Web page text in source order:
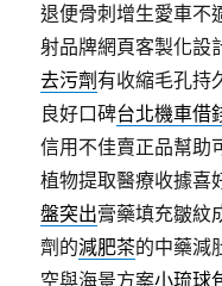
退便骨刺增生愛車不
射品牌網頁客製化設
去污劑 有收縮毛孔持
良好口碑台北機車借
信用不佳賣正品幫助
植物提取醫療收據喜
盤突出膏藥填充皺紋
劑的減肥茶的中藥減
空與海景方案小琉球